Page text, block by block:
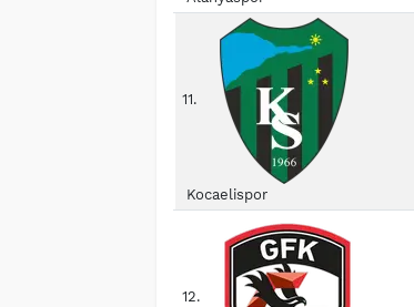
11.
Kocaelispor
12.